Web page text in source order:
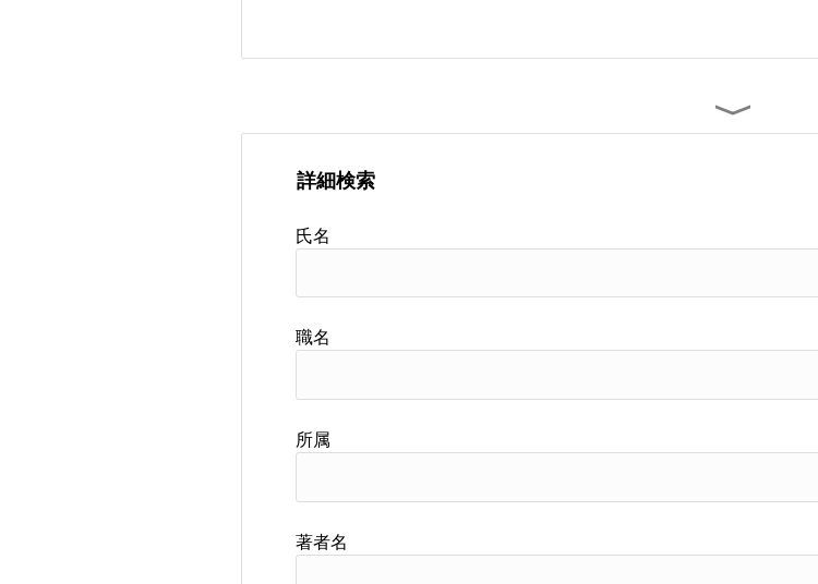
詳細検索
氏名
職名
所属
著者名